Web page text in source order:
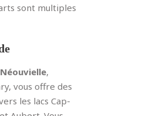
sont multiples
,
vous offre des
les lacs Cap-